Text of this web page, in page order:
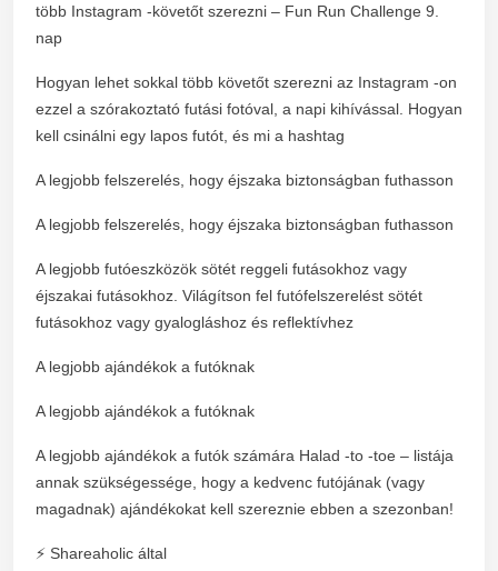
több Instagram -követőt szerezni – Fun Run Challenge 9.
nap
Hogyan lehet sokkal több követőt szerezni az Instagram -on
ezzel a szórakoztató futási fotóval, a napi kihívással. Hogyan
kell csinálni egy lapos futót, és mi a hashtag
A legjobb felszerelés, hogy éjszaka biztonságban futhasson
A legjobb felszerelés, hogy éjszaka biztonságban futhasson
A legjobb futóeszközök sötét reggeli futásokhoz vagy
éjszakai futásokhoz. Világítson fel futófelszerelést sötét
futásokhoz vagy gyalogláshoz és reflektívhez
A legjobb ajándékok a futóknak
A legjobb ajándékok a futóknak
A legjobb ajándékok a futók számára Halad -to -toe – listája
annak szükségessége, hogy a kedvenc futójának (vagy
magadnak) ajándékokat kell szereznie ebben a szezonban!
⚡ Shareaholic által